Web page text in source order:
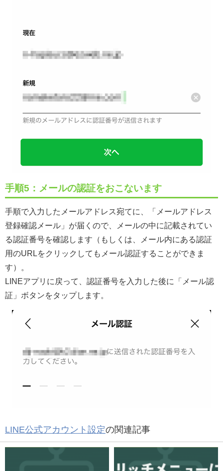
手順5：メールの認証をおこないます
手順で入力したメールアドレス宛てに、「メールアドレス
登録確認メール」が届くので、メールの中に記載されてい
る認証番号を確認します（もしくは、メール内にある認証
用のURLをクリックしてもメール認証することができま
す）。
LINEアプリに戻って、認証番号を入力した後に「メール認
証」ボタンをタップします。
LINE公式アカウント設定の関連記事